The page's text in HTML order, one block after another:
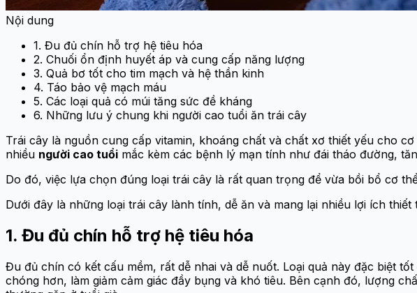
Nội dung
1. Đu đủ chín hỗ trợ hệ tiêu hóa
2. Chuối ổn định huyết áp và cung cấp năng lượng
3. Quả bơ tốt cho tim mạch và hệ thần kinh
4. Táo bảo vệ mạch máu
5. Các loại quả có múi tăng sức đề kháng
6. Những lưu ý chung khi người cao tuổi ăn trái cây
Trái cây là nguồn cung cấp vitamin, khoáng chất và chất xơ thiết yếu cho
nhiều người cao tuổi mắc kèm các bệnh lý mạn tính như đái tháo đường,
Do đó, việc lựa chọn đúng loại trái cây là rất quan trọng để vừa bồi bổ cơ
Dưới đây là những loại trái cây lành tính, dễ ăn và mang lại nhiều lợi ích
1. Đu đủ chín hỗ trợ hệ tiêu hóa
Đu đủ chín có kết cấu mềm, rất dễ nhai và dễ nuốt. Loại quả này đặc biệt
chóng hơn, làm giảm cảm giác đầy bụng và khó tiêu. Bên cạnh đó, lượng